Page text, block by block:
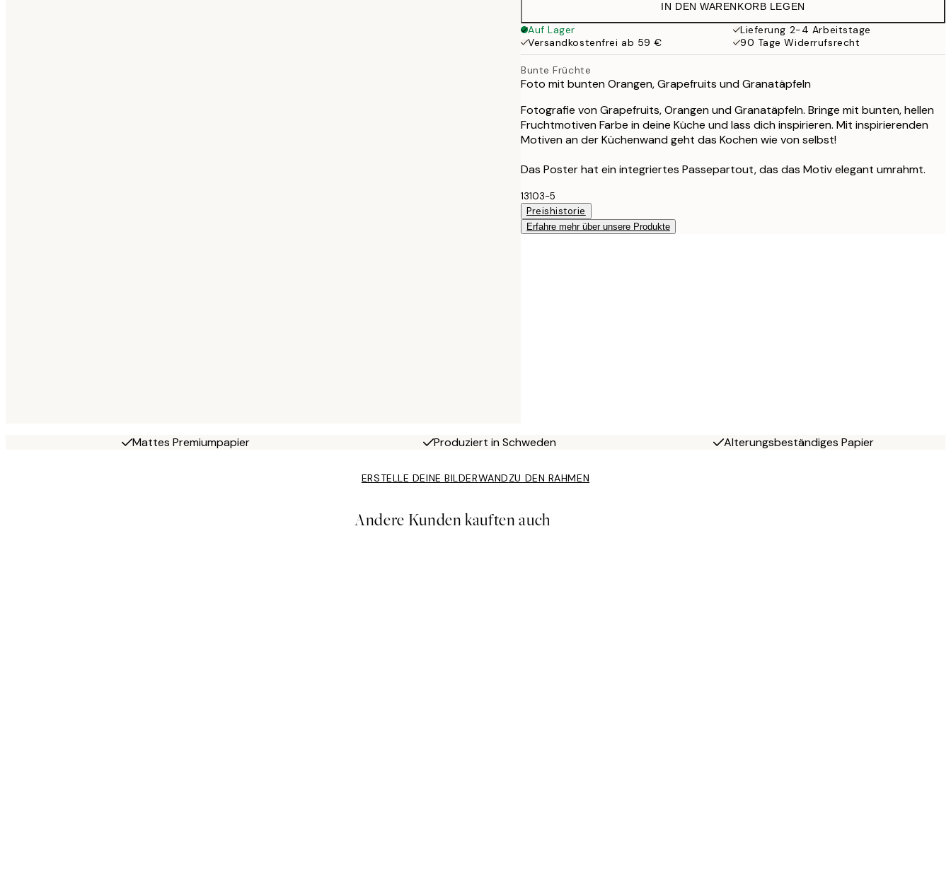
IN DEN WARENKORB LEGEN
Auf Lager
Lieferung 2-4 Arbeitstage
Versandkostenfrei ab 59 €
90 Tage Widerrufsrecht
Bunte Früchte
Foto mit bunten Orangen, Grapefruits und Granatäpfeln
Fotografie von Grapefruits, Orangen und Granatäpfeln. Bringe mit bunten, hellen
Fruchtmotiven Farbe in deine Küche und lass dich inspirieren. Mit inspirierenden
Motiven an der Küchenwand geht das Kochen wie von selbst!
Das Poster hat ein integriertes Passepartout, das das Motiv elegant umrahmt.
13103-5
Preishistorie
Erfahre mehr über unsere Produkte
Mattes Premiumpapier Produziert in Schweden Alterungsbeständiges Papier
ERSTELLE DEINE BILDERWANDZU DEN RAHMEN
Andere Kunden kauften auch